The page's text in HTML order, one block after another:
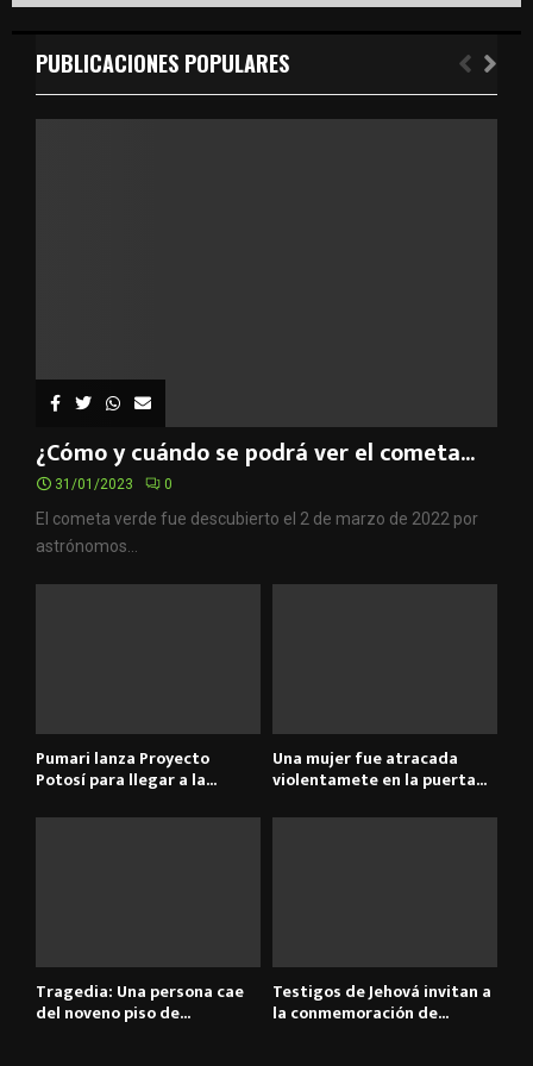
PUBLICACIONES POPULARES
¿Cómo y cuándo se podrá ver el cometa...
31/01/2023 0
El cometa verde fue descubierto el 2 de marzo de 2022 por
astrónomos...
Pumari lanza Proyecto
Potosí para llegar a la...
Una mujer fue atracada
violentamete en la puerta...
Tragedia: Una persona cae
del noveno piso de...
Testigos de Jehová invitan a
la conmemoración de...